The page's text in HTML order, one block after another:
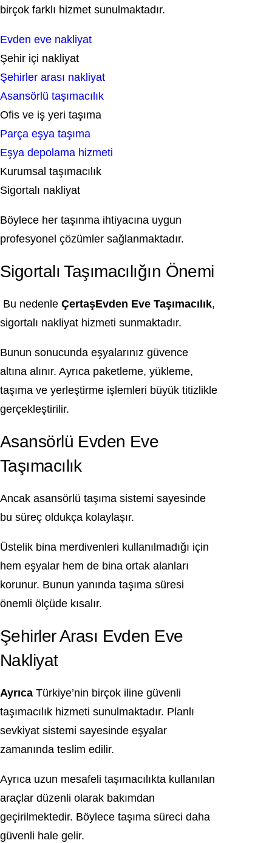
birçok farklı hizmet sunulmaktadır.
Evden eve nakliyat
Şehir içi nakliyat
Şehirler arası nakliyat
Asansörlü taşımacılık
Ofis ve iş yeri taşıma
Parça eşya taşıma
Eşya depolama hizmeti
Kurumsal taşımacılık
Sigortalı nakliyat
Böylece her taşınma ihtiyacına uygun
profesyonel çözümler sağlanmaktadır.
Sigortalı Taşımacılığın Önemi
Bu nedenle ÇertaşEvden Eve Taşımacılık,
sigortalı nakliyat hizmeti sunmaktadır.
Bunun sonucunda eşyalarınız güvence
altına alınır. Ayrıca paketleme, yükleme,
taşıma ve yerleştirme işlemleri büyük titizlikle
gerçekleştirilir.
Asansörlü Evden Eve
Taşımacılık
Ancak asansörlü taşıma sistemi sayesinde
bu süreç oldukça kolaylaşır.
Üstelik bina merdivenleri kullanılmadığı için
hem eşyalar hem de bina ortak alanları
korunur. Bunun yanında taşıma süresi
önemli ölçüde kısalır.
Şehirler Arası Evden Eve
Nakliyat
Ayrıca Türkiye’nin birçok iline güvenli
taşımacılık hizmeti sunulmaktadır. Planlı
sevkiyat sistemi sayesinde eşyalar
zamanında teslim edilir.
Ayrıca uzun mesafeli taşımacılıkta kullanılan
araçlar düzenli olarak bakımdan
geçirilmektedir. Böylece taşıma süreci daha
güvenli hale gelir.